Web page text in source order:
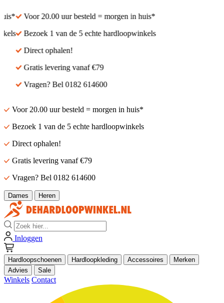
Voor 20.00 uur besteld = morgen in huis*
Bezoek 1 van de 5 echte hardloopwinkels
Direct ophalen!
Gratis levering vanaf €79
Vragen? Bel 0182 614600
Voor 20.00 uur besteld = morgen in huis*
Bezoek 1 van de 5 echte hardloopwinkels
Direct ophalen!
Gratis levering vanaf €79
Vragen? Bel 0182 614600
Dames Heren
Zoek
Inloggen
Hardloopschoenen Hardloopkleding Accessoires
Merken
Advies
Sale
Winkels Contact